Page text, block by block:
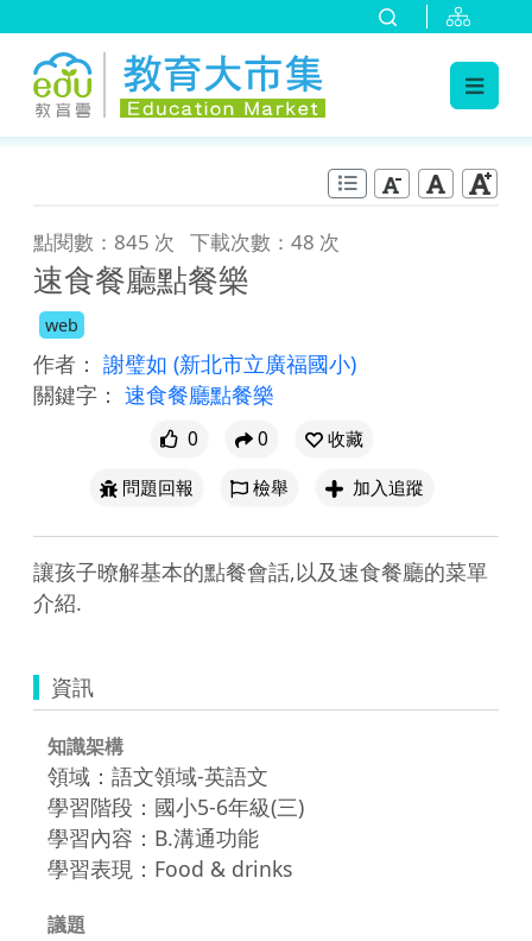
點閱數：845 次 下載次數：48 次
速食餐廳點餐樂
web
作者： 謝璧如 (新北市立廣福國小)
關鍵字： 速食餐廳點餐樂
0 0
收藏
問題回報
檢舉 加入追蹤
讓孩子暸解基本的點餐會話,以及速食餐廳的菜單
介紹.
資訊
知識架構
領域：語文領域-英語文
學習階段：國小5-6年級(三)
學習內容：B.溝通功能
學習表現：Food & drinks
議題